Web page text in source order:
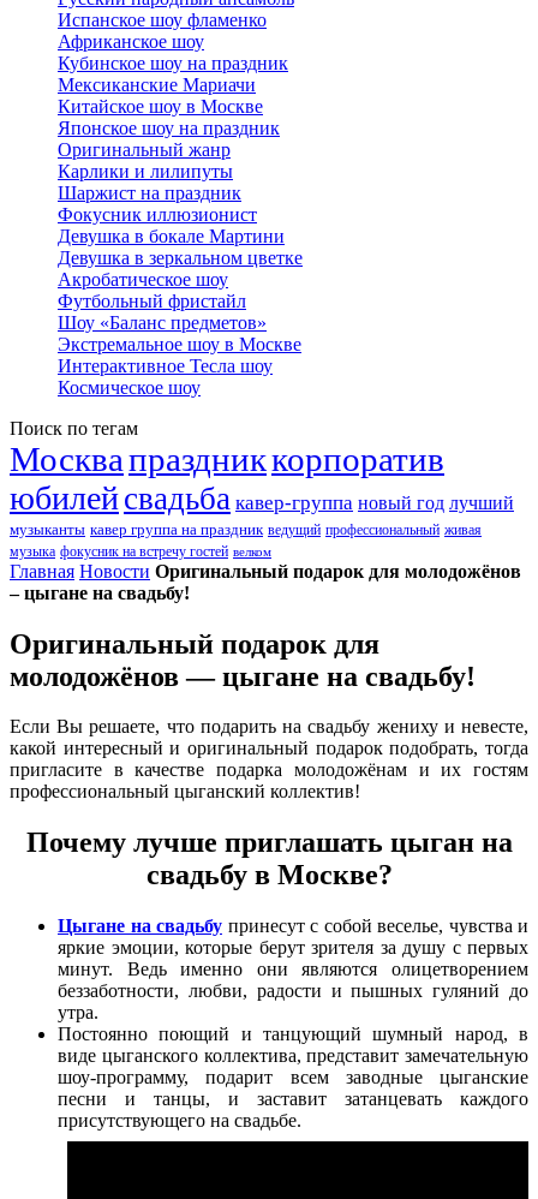
Испанское шоу фламенко
Африканское шоу
Кубинское шоу на праздник
Мексиканские Мариачи
Китайское шоу в Москве
Японское шоу на праздник
Оригинальный жанр
Карлики и лилипуты
Шаржист на праздник
Фокусник иллюзионист
Девушка в бокале Мартини
Девушка в зеркальном цветке
Акробатическое шоу
Футбольный фристайл
Шоу «Баланс предметов»
Экстремальное шоу в Москве
Интерактивное Тесла шоу
Космическое шоу
Поиск по тегам
Москвапраздниккорпоратив
юбилейсвадьба кавер-группа новый год лучший
музыканты кавер группа на праздник ведущий профессиональный живая
музыка фокусник на встречу гостей велком
Главная Новости Оригинальный подарок для молодожёнов
– цыгане на свадьбу!
Оригинальный подарок для
молодожёнов — цыгане на свадьбу!
Если Вы решаете, что подарить на свадьбу жениху и невесте,
какой интересный и оригинальный подарок подобрать, тогда
пригласите в качестве подарка молодожёнам и их гостям
профессиональный цыганский коллектив!
Почему лучше приглашать цыган на
свадьбу в Москве?
Цыгане на свадьбу принесут с собой веселье, чувства и
яркие эмоции, которые берут зрителя за душу с первых
минут. Ведь именно они являются олицетворением
беззаботности, любви, радости и пышных гуляний до
утра.
Постоянно поющий и танцующий шумный народ, в
виде цыганского коллектива, представит замечательную
шоу-программу, подарит всем заводные цыганские
песни и танцы, и заставит затанцевать каждого
присутствующего на свадьбе.